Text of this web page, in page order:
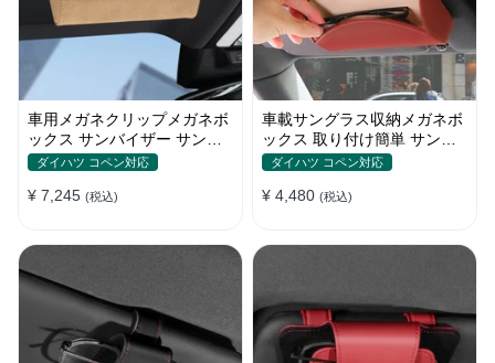
車用メガネクリップメガネボ
ックス サンバイザー サング
ラスホルダー 取り付け簡単
ダイハツ コペン対応
¥ 7,245 (税込)
車載サングラス収納メガネボ
ックス 取り付け簡単 サンバ
イザー 車用メガネケース 小
ダイハツ コペン対応
¥ 4,480 (税込)